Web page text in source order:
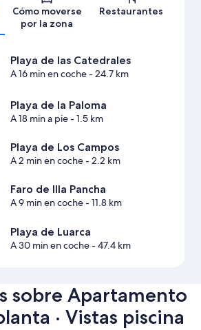
Cómo moverse
por la zona
Restaurantes
Playa de las Catedrales
A 16 min en coche- 24.7 km
Playa de la Paloma
A 18 min a pie- 1.5 km
Playa de Los Campos
A 2 min en coche- 2.2 km
Faro de Illa Pancha
A 9 min en coche- 11.8 km
Playa de Luarca
A 30 min en coche- 47.4 km
sobre Apartamento
· Vistas piscina